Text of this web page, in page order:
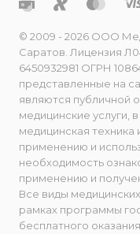
© 2009 - 2026 ООО
Саратов. Лицензия
6450932981 ОГРН
представленные на
являются публичной
медицинские услуги,
медицинская техника
применению и
необходимость
применению и
Все виды
рамках программы
бесплатного